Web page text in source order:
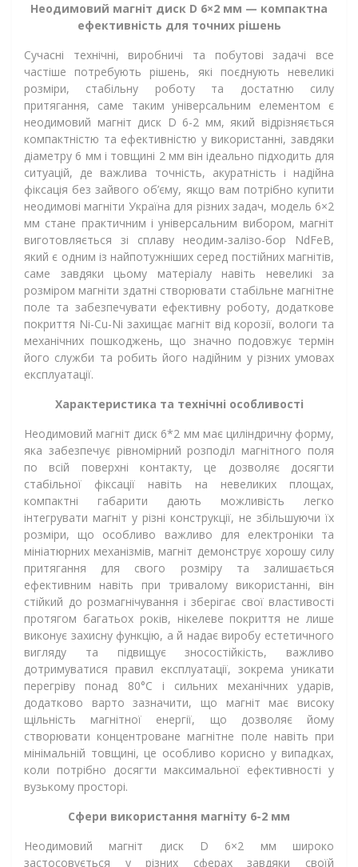
Неодимовий магніт диск D 6×2 мм — компактна
ефективність для точних рішень
Сучасні технічні, виробничі та побутові задачі все
частіше потребують рішень, які поєднують невеликі
розміри, стабільну роботу та достатню силу
притягання, саме таким універсальним елементом є
неодимовий магніт диск D 6-2 мм, який відрізняється
компактністю та ефективністю у використанні, завдяки
діаметру 6 мм і товщині 2 мм він ідеально підходить для
ситуацій, де важлива точність, акуратність і надійна
фіксація без зайвого об’єму, якщо вам потрібно купити
неодимові магніти Україна для різних задач, модель 6×2
мм стане практичним і універсальним вибором, магніт
виготовляється зі сплаву неодим-залізо-бор NdFeB,
який є одним із найпотужніших серед постійних магнітів,
саме завдяки цьому матеріалу навіть невеликі за
розміром магніти здатні створювати стабільне магнітне
поле та забезпечувати ефективну роботу, додаткове
покриття Ni-Cu-Ni захищає магніт від корозії, вологи та
механічних пошкоджень, що значно подовжує термін
його служби та робить його надійним у різних умовах
експлуатації.
Характеристика та технічні особливості
Неодимовий магніт диск 6*2 мм має циліндричну форму,
яка забезпечує рівномірний розподіл магнітного поля
по всій поверхні контакту, це дозволяє досягти
стабільної фіксації навіть на невеликих площах,
компактні габарити дають можливість легко
інтегрувати магніт у різні конструкції, не збільшуючи їх
розміри, що особливо важливо для електроніки та
мініатюрних механізмів, магніт демонструє хорошу силу
притягання для свого розміру та залишається
ефективним навіть при тривалому використанні, він
стійкий до розмагнічування і зберігає свої властивості
протягом багатьох років, нікелеве покриття не лише
виконує захисну функцію, а й надає виробу естетичного
вигляду та підвищує зносостійкість, важливо
дотримуватися правил експлуатації, зокрема уникати
перегріву понад 80°C і сильних механічних ударів,
додатково варто зазначити, що магніт має високу
щільність магнітної енергії, що дозволяє йому
створювати концентроване магнітне поле навіть при
мінімальній товщині, це особливо корисно у випадках,
коли потрібно досягти максимальної ефективності у
вузькому просторі.
Сфери використання магніту 6-2 мм
Неодимовий магніт диск D 6×2 мм широко
застосовується у різних сферах завдяки своїй